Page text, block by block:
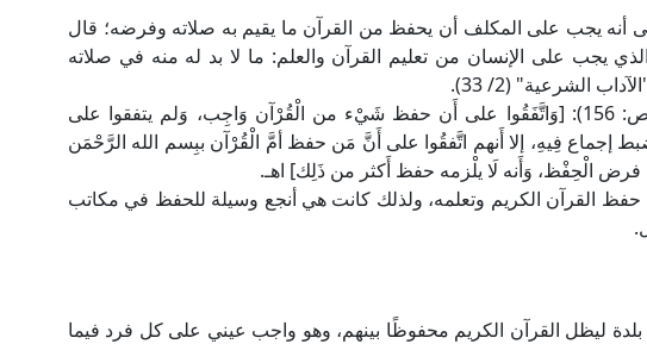
أنه يجب على المكلف أن يحفظ من القرآن ما يقيم به صلاته وفرضه؛ قال
يجب على الإنسان من تعليم القرآن والعلم: ما لا بد له منه في صلاته
الشرعية" (2/ 33).
وقال ابن حزم في "مراتب الإجماع" (ص: 156): [وَاتَّفَقُوا على أَن حفظ شَيْء من الْقُرْآن وَاجِب، وَلم يتفقوا على
إجماع فِيهِ، إلا أَنهم اتَّفقُوا على أَنَّ مَن حفظ أمَّ الْقُرْآن ببِسم الله الرَّحْمَن
الْحِفْظ، وَأَنه لَا يلْزمه حفظ أَكثر من ذَلِك] اهـ.
حفظ القرآن الكريم وتعلمه، ولذلك كانت هي أنجع وسيلة للحفظ في مكاتب
ليظل القرآن الكريم محفوظًا بينهم، وهو واجب عيني على كل فرد فيما